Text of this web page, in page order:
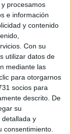
procesamos
e información
y contenido
Con su
utilizar datos de
mediante las
para otorgarnos
socios para
descrito. De
su
y
o FP?